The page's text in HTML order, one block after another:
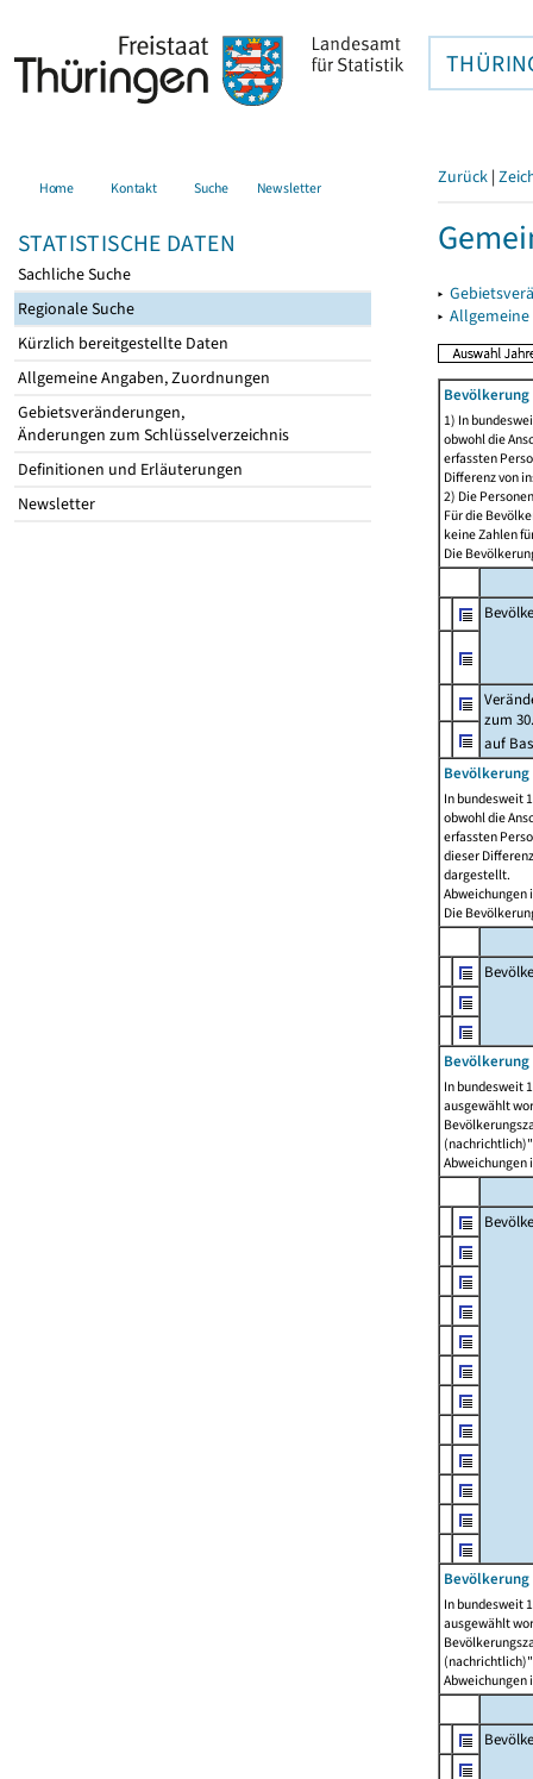
Home Kontakt Suche Newsletter
STATISTISCHE DATEN
Sachliche Suche
Regionale Suche
Kürzlich bereitgestellte Daten
Allgemeine Angaben, Zuordnungen
Gebietsveränderungen,
Änderungen zum Schlüsselverzeichnis
Definitionen und Erläuterungen
Newsletter
Zurück |
▸
▸
1) In
obwohl die
erfassten
Differenz von
2) Die
Für die
keine Zahlen
Die
zum
auf
Bevölkerung
In bundesweit
obwohl die
erfassten
dieser
dargestellt.
Abweichungen
Die
In bundesweit
ausgewählt
Abweichungen
In bundesweit
ausgewählt
Abweichungen